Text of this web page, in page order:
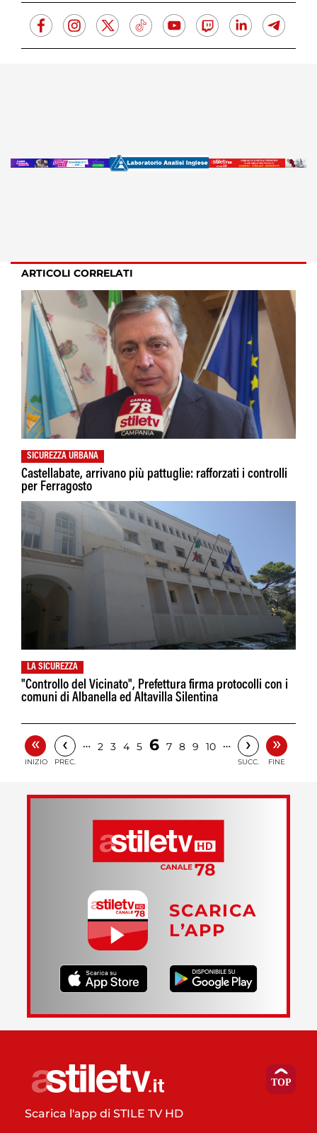
ARTICOLI CORRELATI
SICUREZZA URBANA
Castellabate, arrivano più pattuglie: rafforzati i controlli
per Ferragosto
LA SICUREZZA
"Controllo del Vicinato", Prefettura firma protocolli con i
comuni di Albanella ed Altavilla Silentina
«
INIZIO
‹
PREC.
… 2 3 4 5 6 7 8 9 10 … ›
SUCC.
»
FINE
SCARICA
L’APP
Scarica l'app di STILE TV HD